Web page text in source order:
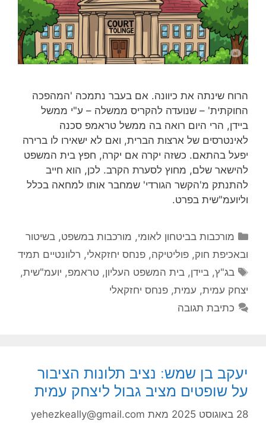
הרוח שינתה את כיוונה. אם בעבר נתמכה 'המהפכה
החוקתית' – שנועדה להקריס ממשלה – ע"י ממשל
ביידן, הרי היום רואה בה ממשל טראמפ סכנה
לאינטרסים של ארצות הברית, ואם לא ישאירו לו ברירה
יפעל בהתאם. כשזה יקרה אם יקרה, חפץ בית המשפט
להישאר שלם, מחוץ לסערת הקרב. לכן, הוא חייב
להתנתק מ'הקשר הגורדי' שמחבר אותו למחאה בכלל
וליועמ"שית בפרט.
קטגוריות
מורכבות בביטחון לאומי, מורכבות במשפט, בשיטור
ובאכיפת חוק, פוליטיקה, פנחס יחזקאלי, רלוונטיים תמיד
תגיות
בג"ץ,ביידן,בית המשפט העליון,טראמפ, יועמ"שית,
יצחק עמית, עמית, פנחס יחזקאלי
כתיבת תגובה
יעקב בן שמש: נציב תלונות הציבור
על שופטים מציב גבול ליצחק עמית
28 באוגוסט 2025 מאת yehezkeally@gmail.com